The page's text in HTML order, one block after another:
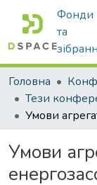
Фонди
та
Головна
Тези
Умови